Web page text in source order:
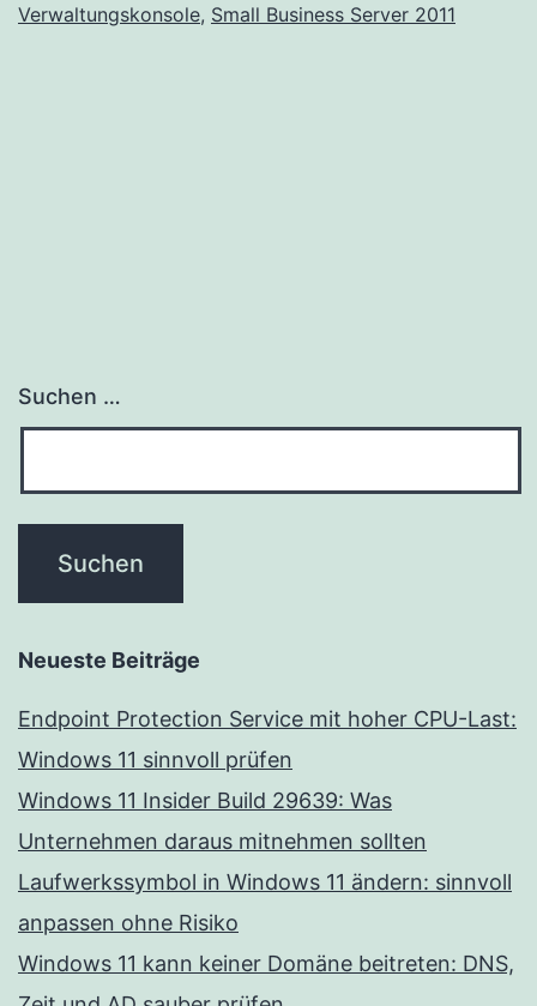
nicht:
Verwaltungskonsole, Small Business Server 2011
Suchen …
Neueste Beiträge
Endpoint Protection Service mit hoher CPU-Last:
Windows 11 sinnvoll prüfen
Windows 11 Insider Build 29639: Was
Unternehmen daraus mitnehmen sollten
Laufwerkssymbol in Windows 11 ändern: sinnvoll
anpassen ohne Risiko
Windows 11 kann keiner Domäne beitreten: DNS,